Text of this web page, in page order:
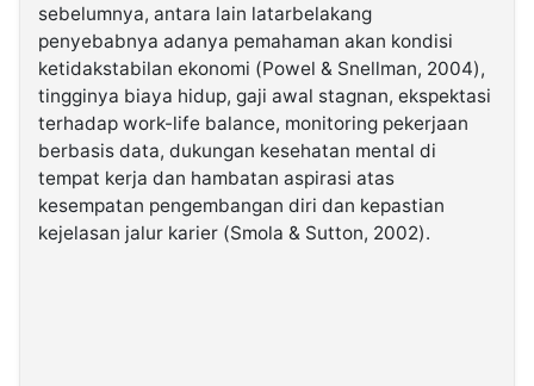
sebelumnya, antara lain latarbelakang
penyebabnya adanya pemahaman akan kondisi
ketidakstabilan ekonomi (Powel & Snellman, 2004),
tingginya biaya hidup, gaji awal stagnan, ekspektasi
terhadap work-life balance, monitoring pekerjaan
berbasis data, dukungan kesehatan mental di
tempat kerja dan hambatan aspirasi atas
kesempatan pengembangan diri dan kepastian
kejelasan jalur karier (Smola & Sutton, 2002).